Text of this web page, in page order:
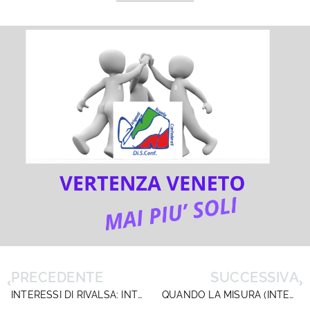
PRECEDENTE
INTERESSI DI RIVALSA: INTERLOQUITO CON IL CAPO DIPARTIMENTO N.MINELLA. NELLE MORE UNA GUIDA OPERATIVA
SUCCESSIVA
QUANDO LA MISURA (INTERDITTIVA) È COLMA